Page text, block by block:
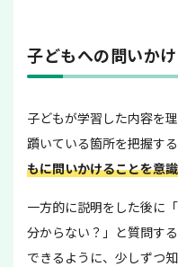
子どもへの問いか
子どもが学習した内容を
躓いている箇所を把握す
もに問いかけることを意
一方的に説明をした後に
分からない？」と質問す
できるように、少しずつ